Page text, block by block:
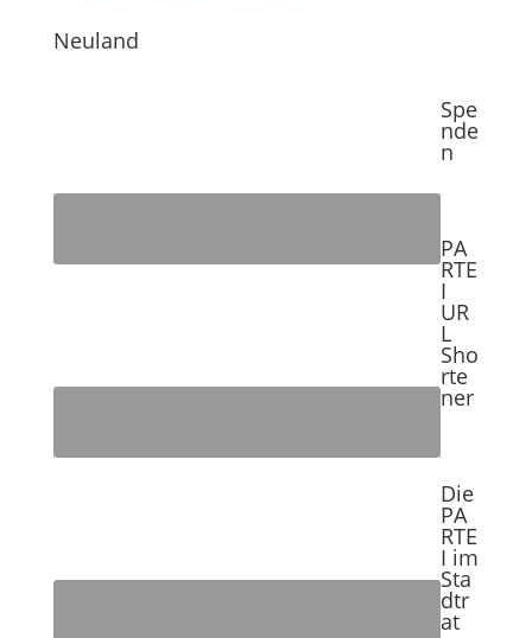
Neuland
Spe
nde
n
PA
RTE
I
UR
L
Sho
rte
ner
Die
PA
RTE
I im
Sta
dtr
at